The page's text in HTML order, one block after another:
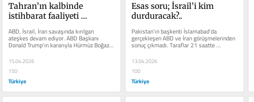
Tahran’ın kalbinde
istihbarat faaliyeti
ABD, İsrail, İran savaşında kırılgan
ateşkes devam ediyor. ABD Başkanı
Donald Trump'ın kararıyla Hürmüz Boğazı
ablukaya alındı....
15.04.2026
150
Türkiye
Esas soru; İsrail’i kim
durduracak?..
Pakistan'ın başkenti İslamabad'da
gerçekleşen ABD ve İran görüşmelerinden
sonuç çıkmadı. Taraflar 21 saatte
masadan ayrıldı....
13.04.2026
100
Türkiye